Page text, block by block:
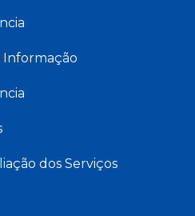
Informação
dos Serviços